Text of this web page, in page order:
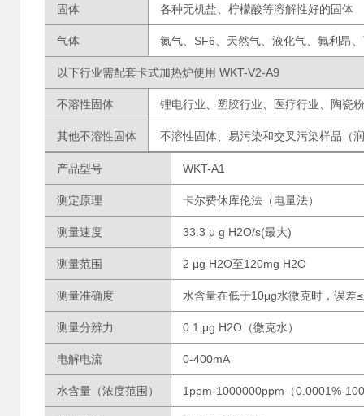
固体 各种无机盐、柠檬酸等溶解性好的固体
气体 氮气、SF6、天然气、液化气、氟利昂
以下行业需配套卡式加热炉使用 WKT-V2-A9
不溶性固体 锂电行业、塑胶行业、医疗行业、陶瓷
其他不溶性固体 不溶性固体、易污染和交叉污染样品（
产品型号 WKT-A1
测定原理 卡尔费休库伦法（电量法）
测量速度 33.3 μ g H2O/s(最大)
测量范围 2 μg H2O至120mg H2O
测量准确度 水含量在低于10μg水微克时，误
测量分辨力 0.1 μg H2O（微克水）
电解电流 0-400mA
水含量（浓度范围） 1ppm-1000000ppm（0.0001%-